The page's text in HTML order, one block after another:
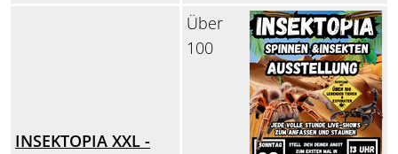
INSEKTOPIA XXL -
Über
100